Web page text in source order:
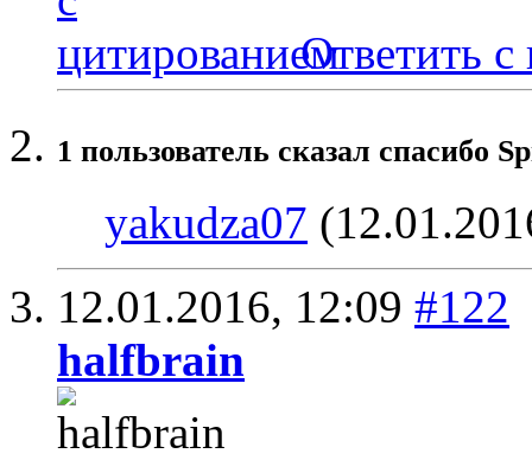
Ответить с
1 пользователь сказал cпасибо
yakudza07
12.01.2016, 12:09 #122
halfbrain